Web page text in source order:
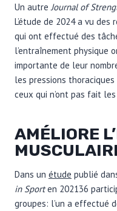
Un autre Journal of
L’étude de 2024 a vu
qui ont effectué des
l’entraînement physique
importante de leur
les pressions
ceux qui n’ont pas fait
AMÉLIORE
Dans un étude publié
in Sporten 202136
groupes: l’un a effectué